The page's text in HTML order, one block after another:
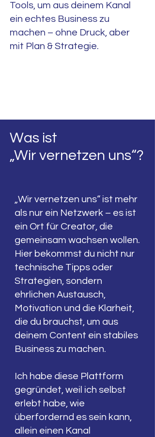
Tools, um aus deinem Kanal
ein echtes Business zu
machen – ohne Druck, aber
mit Plan & Strategie.
Was ist
„Wir vernetzen uns“?
„Wir vernetzen uns“ ist mehr
als nur ein Netzwerk – es ist
ein Ort für Creator, die
gemeinsam wachsen wollen.
Hier bekommst du nicht nur
technische Tipps oder
Strategien, sondern
ehrlichen Austausch,
Motivation und die Klarheit,
die du brauchst, um aus
deinem Content ein stabiles
Business zu machen.
Ich habe diese Plattform
gegründet, weil ich selbst
erlebt habe, wie
überfordernd es sein kann,
allein einen Kanal